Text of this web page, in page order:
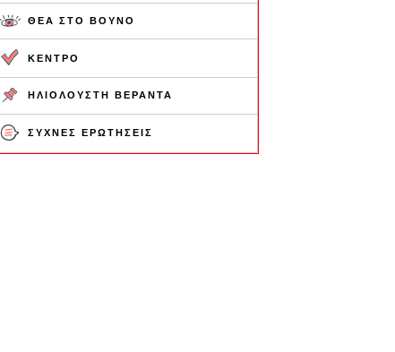
ΘΈΑ ΣΤΟ ΒΟΥΝΌ
ΚΈΝΤΡΟ
ΗΛΙΌΛΟΥΣΤΗ ΒΕΡΆΝΤΑ
ΣΥΧΝΈΣ ΕΡΩΤΉΣΕΙΣ